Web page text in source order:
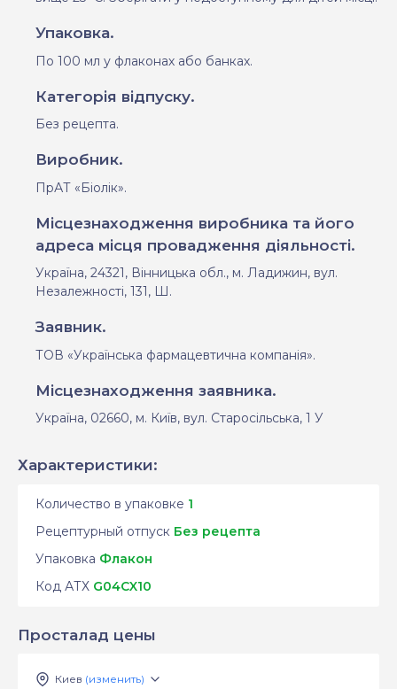
Упаковка.
По 100 мл у флаконах або банках.
Категорія відпуску.
Без рецепта.
Виробник.
ПрАТ «Біолік».
Місцезнаходження виробника та його
адреса місця провадження діяльності.
Україна, 24321, Вінницька обл., м. Ладижин, вул.
Незалежності, 131, Ш.
Заявник.
ТОВ «Українська фармацевтична компанія».
Місцезнаходження заявника.
Україна, 02660, м. Київ, вул. Старосільська, 1 У
Характеристики:
Количество в упаковке 1
Рецептурный отпуск Без рецепта
Упаковка Флакон
Код АТХ G04CX10
Просталад цены
Киев (изменить)